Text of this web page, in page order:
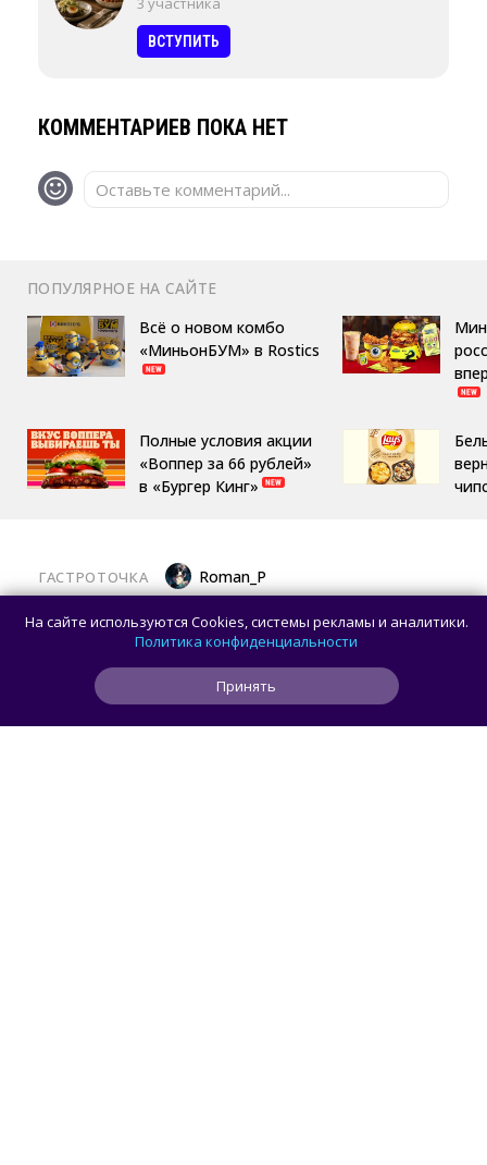
ВСТУПИТЬ
КОММЕНТАРИЕВ ПОКА НЕТ
Оставьте комментарий...
ПОПУЛЯРНОЕ НА САЙТЕ
Всё о новом комбо
«МиньонБУМ» в Rostics
Полные условия акции
«Воппер за 66 рублей»
в «Бургер Кинг»
ГАСТРОТОЧКА Roman_P
Латте «Золотой ключик» и торт «Москва»
теперь можно попробовать на ВДНХ
На сайте используются Cookies, системы рекламы и аналитики.
Политика конфиденциальности
Принять